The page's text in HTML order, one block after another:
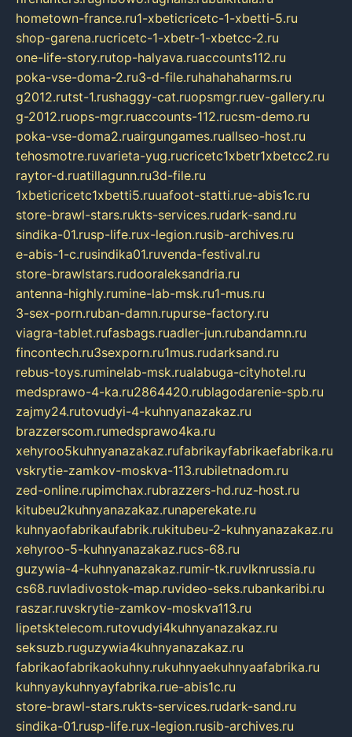
hometown-france.ru1-xbeticricetc-1-xbetti-5.ru
shop-garena.rucricetc-1-xbetr-1-xbetcc-2.ru
one-life-story.rutop-halyava.ruaccounts112.ru
poka-vse-doma-2.ru3-d-file.ruhahahaharms.ru
g2012.rutst-1.rushaggy-cat.ruopsmgr.ruev-gallery.ru
g-2012.ruops-mgr.ruaccounts-112.rucsm-demo.ru
poka-vse-doma2.ruairgungames.ruallseo-host.ru
tehosmotre.ruvarieta-yug.rucricetc1xbetr1xbetcc2.ru
raytor-d.ruatillagunn.ru3d-file.ru
1xbeticricetc1xbetti5.ruuafoot-statti.rue-abis1c.ru
store-brawl-stars.rukts-services.rudark-sand.ru
sindika-01.rusp-life.rux-legion.rusib-archives.ru
e-abis-1-c.rusindika01.ruvenda-festival.ru
store-brawlstars.rudooraleksandria.ru
antenna-highly.rumine-lab-msk.ru1-mus.ru
3-sex-porn.ruban-damn.rupurse-factory.ru
viagra-tablet.rufasbags.ruadler-jun.rubandamn.ru
fincontech.ru3sexporn.ru1mus.rudarksand.ru
rebus-toys.ruminelab-msk.rualabuga-cityhotel.ru
medsprawo-4-ka.ru2864420.rublagodarenie-spb.ru
zajmy24.rutovudyi-4-kuhnyanazakaz.ru
brazzerscom.rumedsprawo4ka.ru
xehyroo5kuhnyanazakaz.rufabrikayfabrikaefabrika.ru
vskrytie-zamkov-moskva-113.rubiletnadom.ru
zed-online.rupimchax.rubrazzers-hd.ruz-host.ru
kitubeu2kuhnyanazakaz.runaperekate.ru
kuhnyaofabrikaufabrik.rukitubeu-2-kuhnyanazakaz.ru
xehyroo-5-kuhnyanazakaz.rucs-68.ru
guzywia-4-kuhnyanazakaz.rumir-tk.ruvlknrussia.ru
cs68.ruvladivostok-map.ruvideo-seks.rubankaribi.ru
raszar.ruvskrytie-zamkov-moskva113.ru
lipetsktelecom.rutovudyi4kuhnyanazakaz.ru
seksuzb.ruguzywia4kuhnyanazakaz.ru
fabrikaofabrikaokuhny.rukuhnyaekuhnyaafabrika.ru
kuhnyaykuhnyayfabrika.rue-abis1c.ru
store-brawl-stars.rukts-services.rudark-sand.ru
sindika-01.rusp-life.rux-legion.rusib-archives.ru